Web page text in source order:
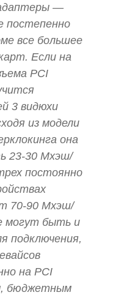
—
постепенно
все большее
Если на
PCI
3 видюхи
из модели
она
23-30 Мхэш/
постоянно
70-90 Мхэш/
могут быть и
подключения,
на PCI
бюджетным